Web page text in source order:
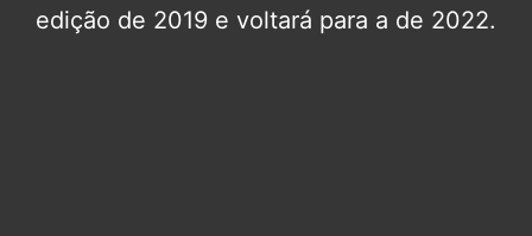
edição de 2019 e voltará para a de 2022.